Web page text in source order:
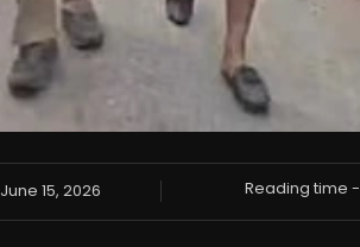
June 15, 2026 Reading time -